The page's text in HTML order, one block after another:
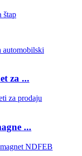
štap
za ...
...